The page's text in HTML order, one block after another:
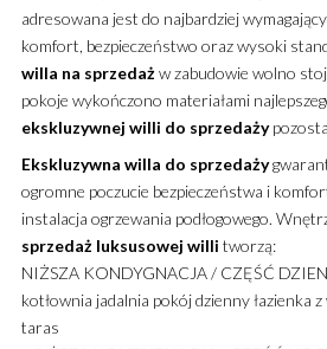
adresowana jest do najbardziej
komfort, bezpieczeństwo oraz wysoki
willa na sprzedażw zabudowie wolno
pokoje wykończono materiałami
ekskluzywnej willi do sprzedaży
Ekskluzywna willa do sprzedaży
ogromne poczucie bezpieczeństwa i
instalacja ogrzewania podłogowego.
sprzedaż luksusowej willi tworzą:
NIŻSZA KONDYGNACJA / CZĘŚĆ
kotłownia jadalnia pokój dzienny łazienka
taras